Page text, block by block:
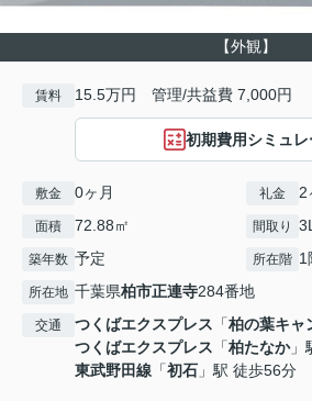
【外観】
賃料 15.5万円 管理/共益費 7,000円
初期費用シミュ
敷金 0ヶ月 礼金 2
面積 72.88㎡ 間取り
築年数 予定 所在階 1
所在地 千葉県柏市正連寺284番地
交通 つくばエクスプレス 「柏の葉キャ
つくばエクスプレス 「柏たなか」
東武野田線 「初石 」駅 徒歩56分